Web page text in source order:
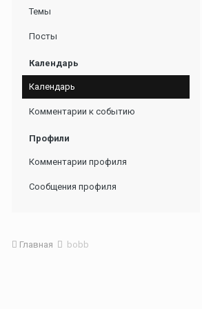
Темы
Посты
Календарь
Календарь
Комментарии к событию
Профили
Комментарии профиля
Сообщения профиля
Главная bobb